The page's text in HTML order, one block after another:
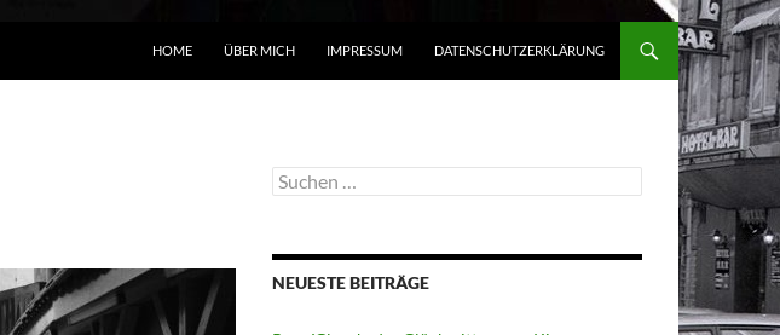
HOME ÜBER MICH IMPRESSUM DATENSCHUTZERKLÄRUNG
Suchen
nach:
NEUESTE BEITRÄGE